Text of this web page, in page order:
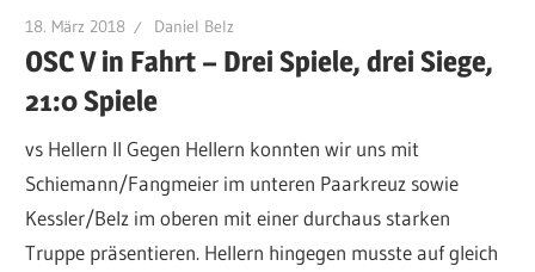
18. März 2018 Daniel Belz
OSC V in Fahrt – Drei Spiele, drei Siege,
21:0 Spiele
vs Hellern II Gegen Hellern konnten wir uns mit
Schiemann/Fangmeier im unteren Paarkreuz sowie
Kessler/Belz im oberen mit einer durchaus starken
Truppe präsentieren. Hellern hingegen musste auf gleich